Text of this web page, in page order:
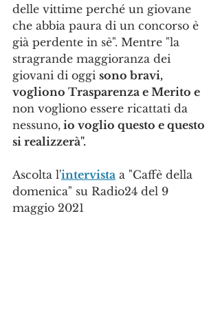
delle vittime perché un giovane
che abbia paura di un concorso è
già perdente in sè". Mentre "la
stragrande maggioranza dei
giovani di oggi sono bravi,
vogliono Trasparenza e Merito e
non vogliono essere ricattati da
nessuno, io voglio questo e questo
si realizzerà".
Ascolta l'intervista a "Caffè della
domenica" su Radio24 del 9
maggio 2021